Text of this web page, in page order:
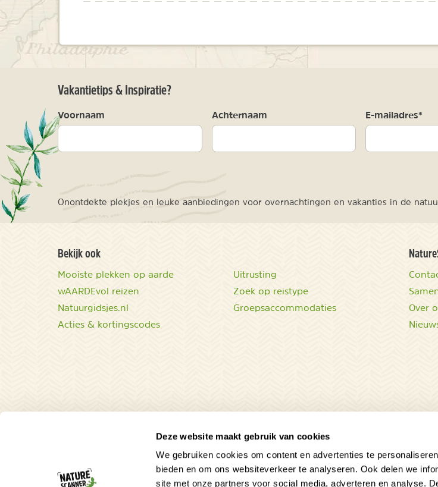
Deze website maakt gebruik van cookies
We gebruiken cookies om content en advertenties te
bieden en om ons websiteverkeer te analyseren. Ook delen we
site met onze partners voor social media, adverteren en analyse.
Vakantietips & Inspiratie?
Voornaam Achternaam E-mailadres*
Onontdekte plekjes en leuke aanbiedingen voor overnachtingen en vakanties in de
Bekijk ook
Mooiste plekken op aarde
wAARDEvol reizen
Natuurgidsjes.nl
Acties & kortingscodes
Uitrusting
Zoek op reistype
Groepsaccommodaties
Over